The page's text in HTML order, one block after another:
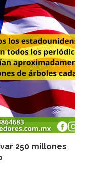
250 millones